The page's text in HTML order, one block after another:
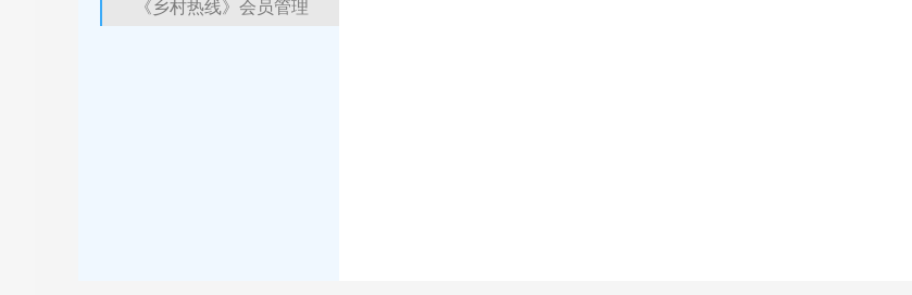
《乡村热线》会员管理